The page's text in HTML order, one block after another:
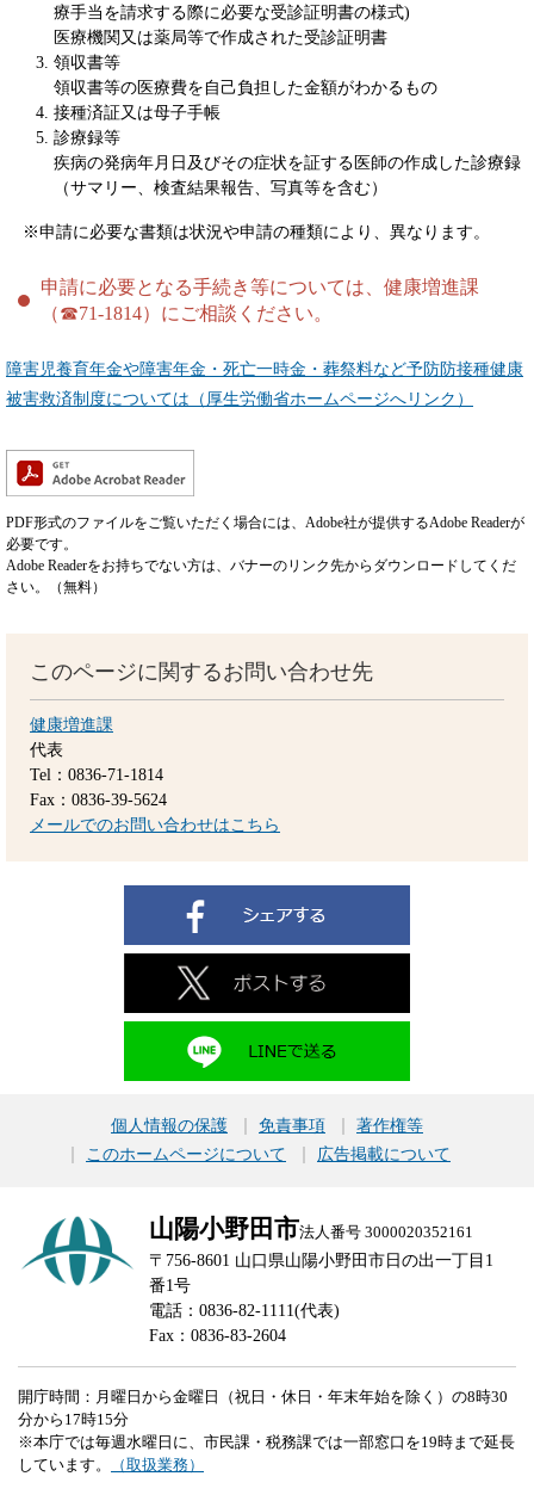
療手当を請求する際に必要な受診証明書の様式)
医療機関又は薬局等で作成された受診証明書
領収書等
領収書等の医療費を自己負担した金額がわかるもの
接種済証又は母子手帳
診療録等
疾病の発病年月日及びその症状を証する医師の作成した診療録
（サマリー、検査結果報告、写真等を含む）
※申請に必要な書類は状況や申請の種類により、異なります。
申請に必要となる手続き等については、健康増進課
（☎71-1814）にご相談ください。
障害児養育年金や障害年金・死亡一時金・葬祭料など予防防接種健康
被害救済制度については（厚生労働省ホームページへリンク）
PDF形式のファイルをご覧いただく場合には、Adobe社が提供するAdobe Readerが
必要です。
Adobe Readerをお持ちでない方は、バナーのリンク先からダウンロードしてくだ
さい。（無料）
このページに関するお問い合わせ先
健康増進課
代表
Tel：0836-71-1814
Fax：0836-39-5624
メールでのお問い合わせはこちら
個人情報の保護 免責事項
著作権等
このホームページについて
広告掲載について
山陽小野田市法人番号 3000020352161
〒756-8601 山口県山陽小野田市日の出一丁目1
番1号
電話：0836-82-1111(代表)
Fax：0836-83-2604
開庁時間：月曜日から金曜日（祝日・休日・年末年始を除く）の8時30
分から17時15分
※本庁では毎週水曜日に、市民課・税務課では一部窓口を19時まで延長
しています。
（取扱業務）